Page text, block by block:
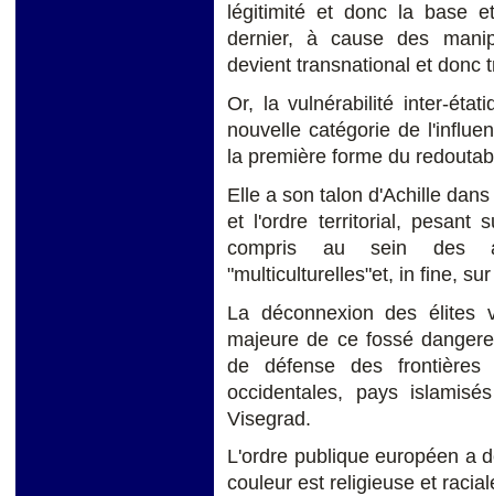
légitimité et donc la base
dernier, à cause des
devient transnational et donc
Or, la vulnérabilité inter-
nouvelle catégorie de
la première forme du
Elle a son talon d'Achille
et l'ordre territorial, pesant
compris au sein des
"multiculturelles"et, in fine,
La déconnexion des élites
majeure de ce fossé
de défense des
occidentales, pays
Visegrad.
L'ordre publique européen a
couleur est religieuse et